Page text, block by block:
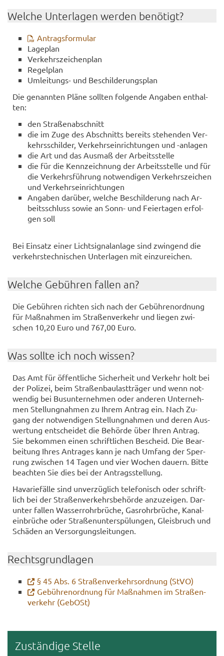
Wel­che Un­ter­la­gen wer­den be­nö­tigt?
An­trags­for­mu­lar
La­ge­plan
Ver­kehrs­zei­chen­plan
Re­gel­plan
Umleitungs-​ und Be­schil­de­rungs­plan
Die ge­nann­ten Pläne soll­ten fol­gen­de An­ga­ben ent­hal­
ten:
den Stra­ßen­ab­schnitt
die im Zuge des Ab­schnitts be­reits ste­hen­den Ver­
kehrs­schil­der, Ver­kehrs­ein­rich­tun­gen und -​anlagen
die Art und das Aus­maß der Ar­beits­stel­le
die für die Kenn­zeich­nung der Ar­beits­stel­le und für
die Ver­kehrs­füh­rung not­wen­di­gen Ver­kehrs­zei­chen
und Ver­kehrs­ein­rich­tun­gen
An­ga­ben dar­über, wel­che Be­schil­de­rung nach Ar­
beits­schluss sowie an Sonn- und Fei­er­ta­gen er­fol­
gen soll
Bei Ein­satz einer Licht­si­gnal­an­la­ge sind zwin­gend die
ver­kehrs­tech­ni­schen Un­ter­la­gen mit ein­zu­rei­chen.
Wel­che Ge­büh­ren fal­len an?
Die Ge­büh­ren rich­ten sich nach der Ge­büh­ren­ord­nung
für Maß­nah­men im Stra­ßen­ver­kehr und lie­gen zwi­
schen 10,20 Euro und 767,00 Euro.
Was soll­te ich noch wis­sen?
Das Amt für öf­fent­li­che Si­cher­heit und Ver­kehr holt bei
der Po­li­zei, beim Stra­ßen­bau­last­trä­ger und wenn not­
wen­dig bei Bus­un­ter­neh­men oder an­de­ren Un­ter­neh­
men Stel­lung­nah­men zu Ihrem An­trag ein. Nach Zu­
gang der not­wen­di­gen Stel­lung­nah­men und deren Aus­
wer­tung ent­schei­det die Be­hör­de über Ihren An­trag.
Sie be­kom­men einen schrift­li­chen Be­scheid. Die Be­ar­
bei­tung Ihres An­tra­ges kann je nach Um­fang der Sper­
rung zwi­schen 14 Tagen und vier Wo­chen dau­ern. Bitte
be­ach­ten Sie dies bei der An­trags­stel­lung.
Ha­va­rie­fäl­le sind un­ver­züg­lich te­le­fo­nisch oder schrift­
lich bei der Stra­ßen­ver­kehrs­be­hör­de an­zu­zei­gen. Dar­
un­ter fal­len Was­ser­rohr­brü­che, Gas­rohr­brü­che, Ka­nal­
ein­brü­che oder Stra­ßen­un­ter­spü­lun­gen, Gleis­bruch und
Schä­den an Ver­sor­gungs­lei­tun­gen.
Rechts­grund­la­gen
§ 45 Abs. 6 Stra­ßen­ver­kehrs­ord­nung (StVO)
Ge­büh­ren­ord­nung für Maß­nah­men im Stra­ßen­
ver­kehr (Ge­bOSt)
Zu­stän­di­ge Stel­le